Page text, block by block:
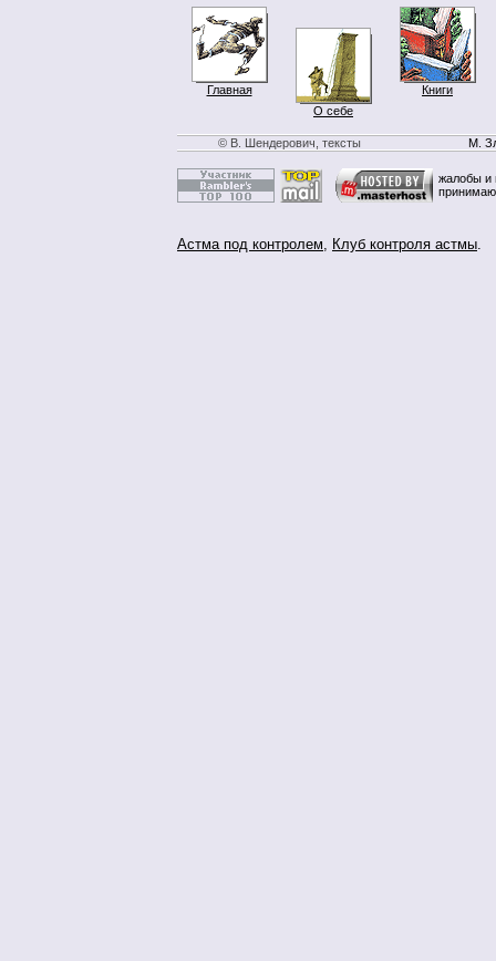
Главная
О себе
Книги
© В. Шендерович, тексты М.
жалобы и
Астма под контролем, Клуб контроля астмы.